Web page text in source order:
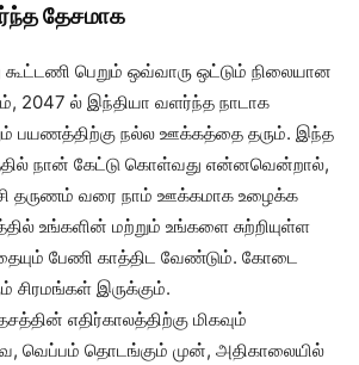
தேசமாக
கூட்டணி பெறும் ஒவ்வாரு ஒட்டும் நிலையான
2047 ல் இந்தியா வளர்ந்த நாடாக
பயணத்திற்கு நல்ல ஊக்கத்தை தரும். இந்த
நான் கேட்டு கொள்வது என்னவென்றால்,
தருணம் வரை நாம் ஊக்கமாக உழைக்க
உங்களின் மற்றும் உங்களை சுற்றியுள்ள
பேணி காத்திட வேண்டும். கோடை
சிரமங்கள் இருக்கும்.
எதிர்காலத்திற்கு மிகவும்
வெப்பம் தொடங்கும் முன், அதிகாலையில்